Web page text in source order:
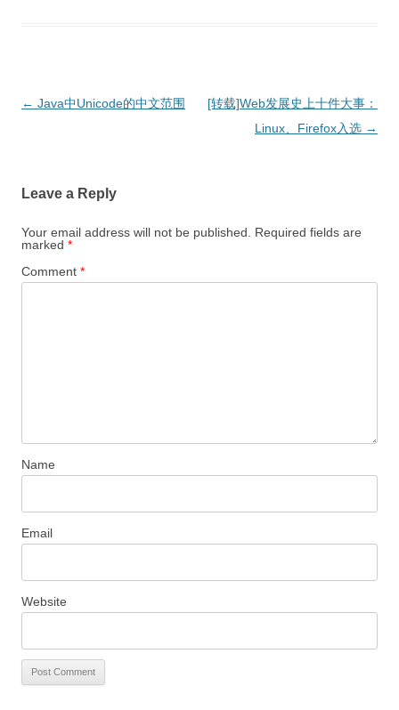
Post
← Java中Unicode的中文范围
[转载]Web发展史上十件大事：
Linux、Firefox入选 →
Leave a Reply
Your email address will not be published.
Required fields are
marked *
Comment *
Name
Email
Website